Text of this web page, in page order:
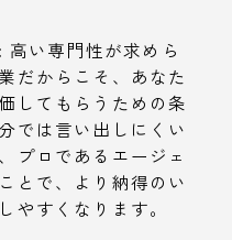
高い専門性が求めら
だからこそ、あなた
してもらうための条
では言い出しにくい
プロであるエージェ
とで、より納得のい
やすくなります。